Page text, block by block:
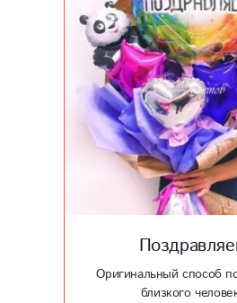
Оригинальный способ
близкого